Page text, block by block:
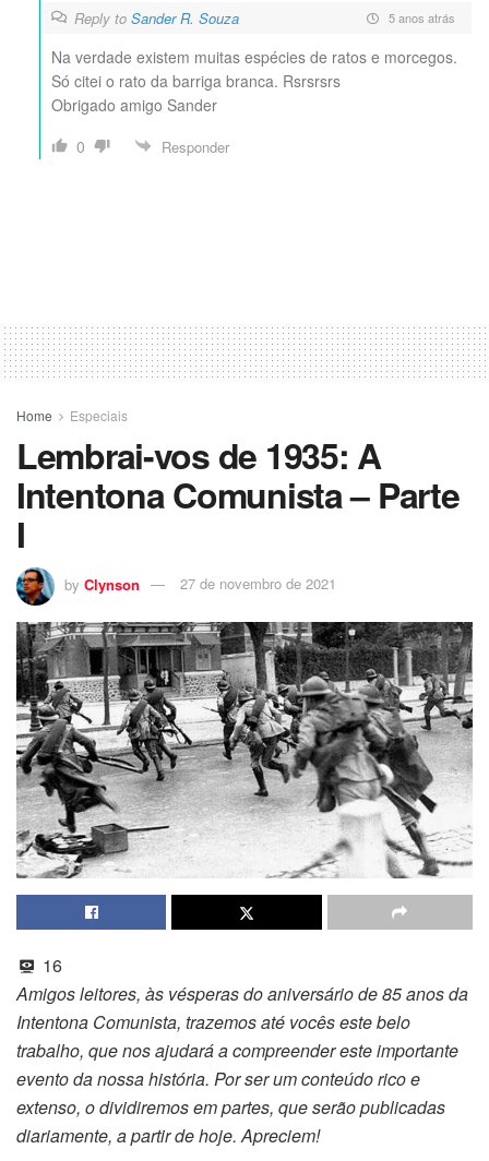
Reply to Sander R. Souza 5 anos atrás
Na verdade existem muitas espécies de ratos e morcegos.
Só citei o rato da barriga branca. Rsrsrsrs
Obrigado amigo Sander
0
Responder
Home Especiais
Lembrai-vos de 1935: A
Intentona Comunista – Parte
I
by Clynson 27 de novembro de 2021
16
Amigos leitores, às vésperas do aniversário de 85 anos da
Intentona Comunista, trazemos até vocês este belo
trabalho, que nos ajudará a compreender este importante
evento da nossa história. Por ser um conteúdo rico e
extenso, o dividiremos em partes, que serão publicadas
diariamente, a partir de hoje. Apreciem!